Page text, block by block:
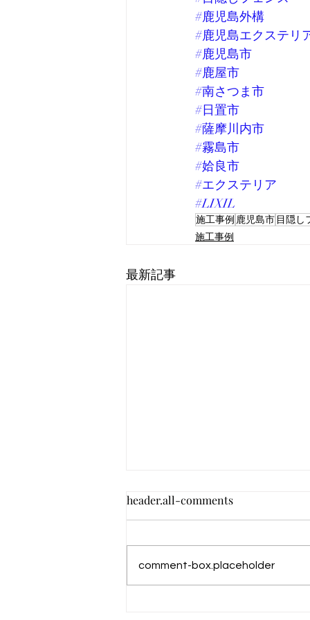
#鹿児島外構
#鹿児島エクステリ
#鹿児島市
#鹿屋市
#南さつま市
#日置市
#薩摩川内市
#霧島市
#姶良市
#エクステリア
#LIXIL
施工事例 鹿児島市 目隠し
施工事例
最新記事
header.all-comments
comment-box.placeholder